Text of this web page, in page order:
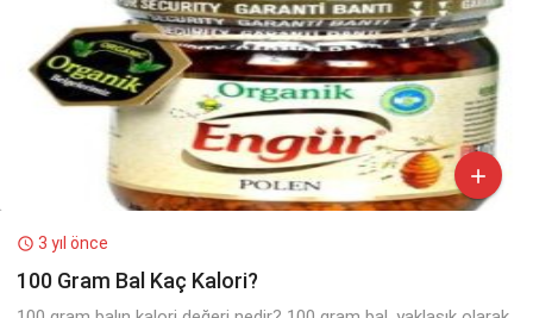

 3 yıl önce
100 Gram Bal Kaç Kalori?